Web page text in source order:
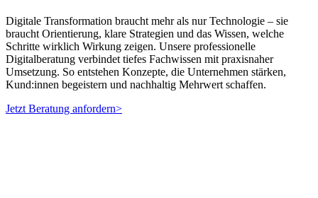
Digitale Transformation braucht mehr als nur Technologie – sie
braucht Orientierung, klare Strategien und das Wissen, welche
Schritte wirklich Wirkung zeigen. Unsere professionelle
Digitalberatung verbindet tiefes Fachwissen mit praxisnaher
Umsetzung. So entstehen Konzepte, die Unternehmen stärken,
Kund:innen begeistern und nachhaltig Mehrwert schaffen.
Jetzt Beratung anfordern>